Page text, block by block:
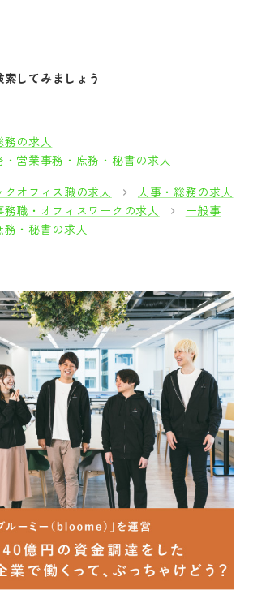
してみましょう
の求人
営業事務・庶務・秘書の求人
オフィス職の求人
人事・総務の求人
職・オフィスワークの求人
一般事
・秘書の求人